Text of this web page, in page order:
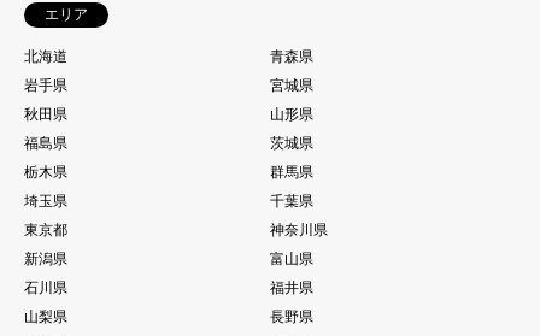
エリア
北海道
青森県
岩手県
宮城県
秋田県
山形県
福島県
茨城県
栃木県
群馬県
埼玉県
千葉県
東京都
神奈川県
新潟県
富山県
石川県
福井県
山梨県
長野県